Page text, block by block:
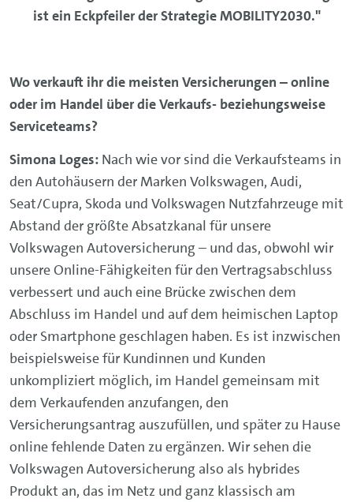
ist ein Eckpfeiler der Strategie MOBILITY2030."
Wo verkauft ihr die meisten Versicherungen – online
oder im Handel über die Verkaufs- beziehungsweise
Serviceteams?
Simona Loges: Nach wie vor sind die Verkaufsteams in
den Autohäusern der Marken Volkswagen, Audi,
Seat/Cupra, Skoda und Volkswagen Nutzfahrzeuge mit
Abstand der größte Absatzkanal für unsere
Volkswagen Autoversicherung – und das, obwohl wir
unsere Online-Fähigkeiten für den Vertragsabschluss
verbessert und auch eine Brücke zwischen dem
Abschluss im Handel und auf dem heimischen Laptop
oder Smartphone geschlagen haben. Es ist inzwischen
beispielsweise für Kundinnen und Kunden
unkompliziert möglich, im Handel gemeinsam mit
dem Verkaufenden anzufangen, den
Versicherungsantrag auszufüllen, und später zu Hause
online fehlende Daten zu ergänzen. Wir sehen die
Volkswagen Autoversicherung also als hybrides
Produkt an, das im Netz und ganz klassisch am